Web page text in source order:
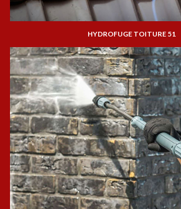
HYDROFUGE TOITURE 51